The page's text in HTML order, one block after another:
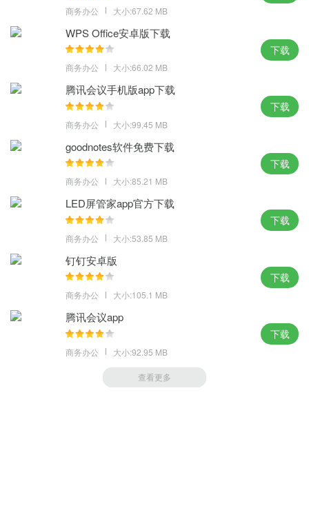
1：移动办公：
随时随地了解团队状态，考勤打卡，审批，签到，智能报表，日志
汇报，助力企业提升业绩和工作效率。
2：智能办公设备：
得力和钉钉集团深度合作，隆重推出新一代智能考勤机，天猫电器
城热卖爆款，得力官方专卖店5星级服务。
3：内外联系：
企业内联系人，全员共享，随时随地找人，企业外联系人，让客户
信息统一管理，资源永久不丢失。
4：高效沟通：
消息发出“已读未读”一目了然，“业务往来”和“工作往来”的集成展
示，在沟通中也能随时掌握客户信息、处理待办事项。
商务办公 大小:67.62 MB
WPS Office安卓版下载
商务办公 大小:66.02 MB
下载
腾讯会议手机版app下载
商务办公 大小:99.45 MB
下载
goodnotes软件免费下载
商务办公 大小:85.21 MB
下载
LED屏管家app官方下载
商务办公 大小:53.85 MB
下载
钉钉安卓版
商务办公 大小:105.1 MB
下载
腾讯会议app
商务办公 大小:92.95 MB
下载
查看更多